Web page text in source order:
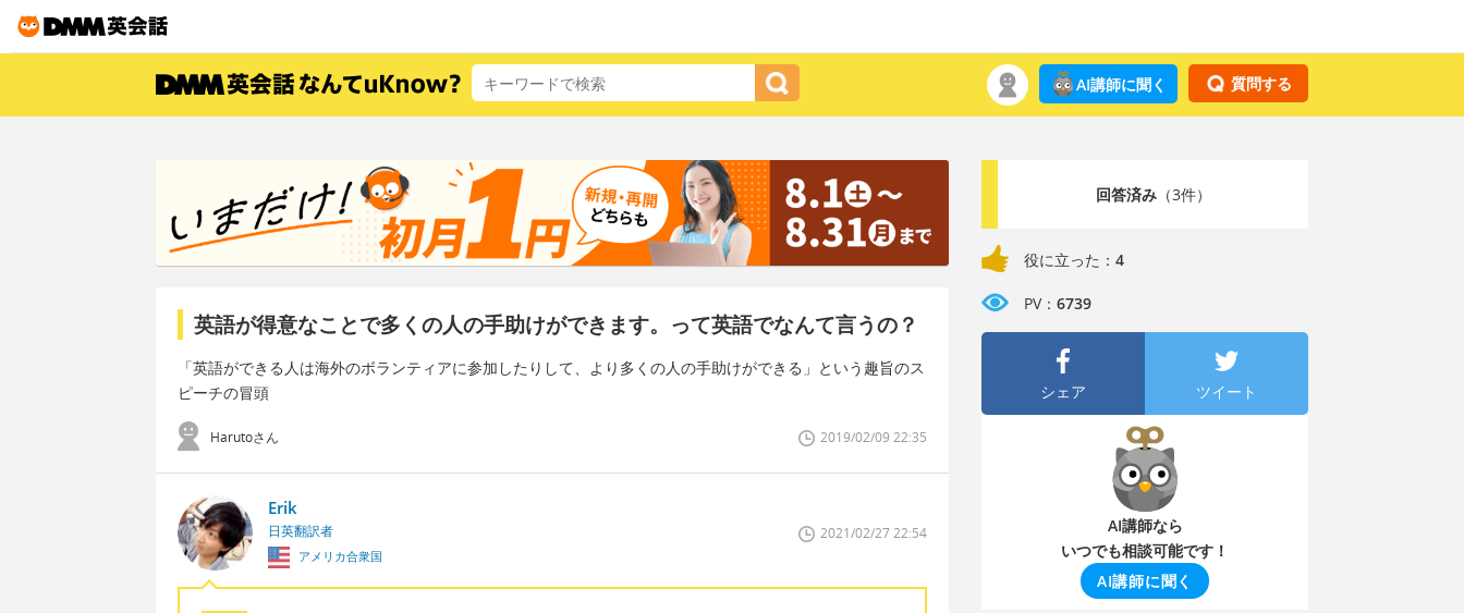
質問する
AI講師に聞く
英語が得意なことで多くの人の手助けができます。って英語でなんて言うの？
「英語ができる人は海外のボランティアに参加したりして、より多くの人の手助けができる」という趣旨のス
ピーチの冒頭
Harutoさん 2019/02/09 22:35
Erik
日英翻訳者
アメリカ合衆国
2021/02/27 22:54
回答済み（3件）
役に立った： 4
PV： 6739
シェア ツイート
AI講師なら
いつでも相談可能です！
AI講師に聞く